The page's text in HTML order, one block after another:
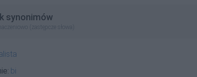
synonimów
(zastępcze słowa)
bi